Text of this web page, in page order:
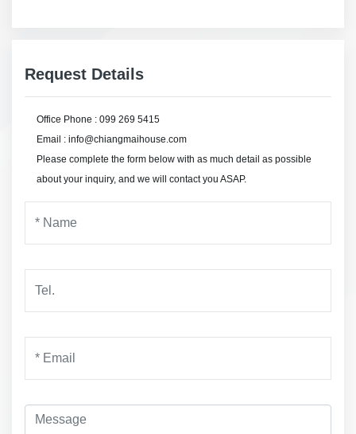
Request Details
Office Phone : 099 269 5415
Email : info@chiangmaihouse.com
Please complete the form below with as much detail as possible
about your inquiry, and we will contact you ASAP.